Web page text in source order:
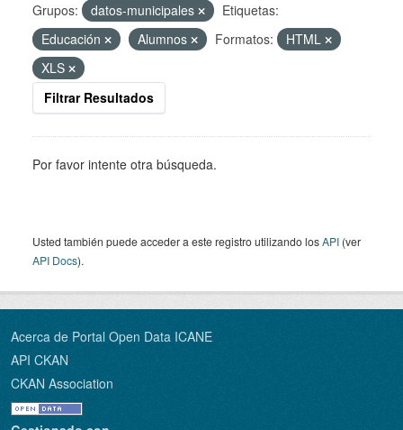
Grupos: datos-municipales
Etiquetas:
Educación
Alumnos Formatos:
HTML
XLS
Filtrar Resultados
Por favor intente otra búsqueda.
Usted también puede acceder a este registro utilizando losAPI (ver
API Docs).
Acerca de Portal Open Data ICANE
API CKAN
CKAN Association